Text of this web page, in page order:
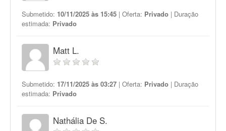
Submetido: 10/11/2025 às 15:45 | Oferta: Privado | Duração
estimada: Privado
Matt L.
Submetido: 17/11/2025 às 03:27 | Oferta: Privado | Duração
estimada: Privado
Nathália De S.